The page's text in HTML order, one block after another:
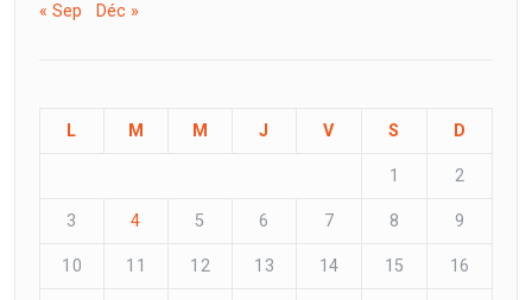
« Sep Déc »
L M M J V S D
1 2
3 4 5 6 7 8 9
10 11 12 13 14 15 16